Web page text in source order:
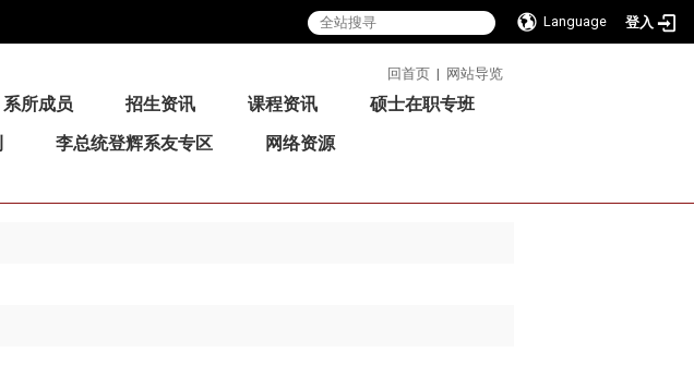
Language 登入
回首页 | 网站导览
系所成员 招生资讯 课程资讯
硕士在职专班
李总统登辉系友专区
网络资源